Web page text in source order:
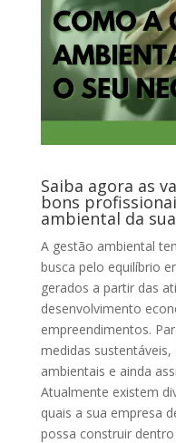
Saiba agora as
bons
ambiental da
A gestão ambiental
busca pelo equilíbrio
gerados a partir das
desenvolvimento
empreendimentos.
medidas
ambientais e ainda
Atualmente existem
quais a sua empresa
possa construir